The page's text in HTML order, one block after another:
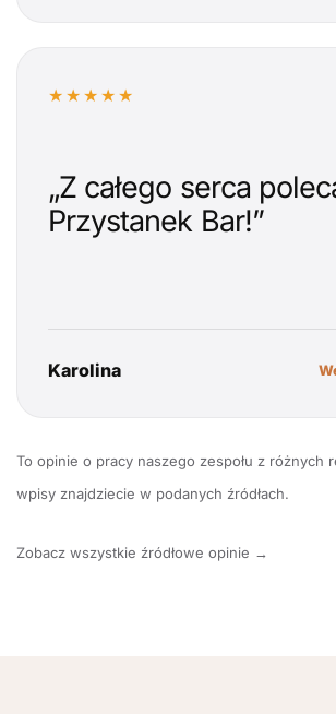
★★★★★
„Z całego serca
Przystanek Bar!”
Karolina
To opinie o pracy naszego zespołu z różnych
wpisy znajdziecie w podanych źródłach.
Zobacz wszystkie źródłowe opinie →